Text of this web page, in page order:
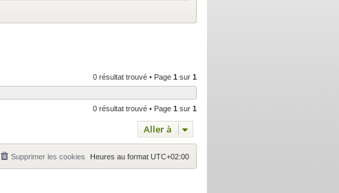
0 résultat trouvé • Page 1 sur 1
0 résultat trouvé • Page 1 sur 1
Aller à
Heures au format UTC+02:00
Supprimer les cookies